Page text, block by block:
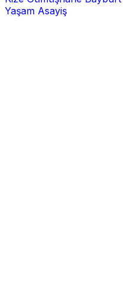
Yaşam Asayiş